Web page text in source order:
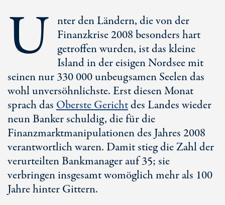
U nter den Ländern, die von der
Finanzkrise 2008 besonders hart
getroffen wurden, ist das kleine
Island in der eisigen Nordsee mit
seinen nur 330 000 unbeugsamen Seelen das
wohl unversöhnlichste. Erst diesen Monat
sprach dasOberste Gerichtdes Landes wieder
neun Banker schuldig, die für die
Finanzmarktmanipulationen des Jahres 2008
verantwortlich waren. Damit stieg die Zahl der
verurteilten Bankmanager auf 35; sie
verbringen insgesamt womöglich mehr als 100
Jahre hinter Gittern.